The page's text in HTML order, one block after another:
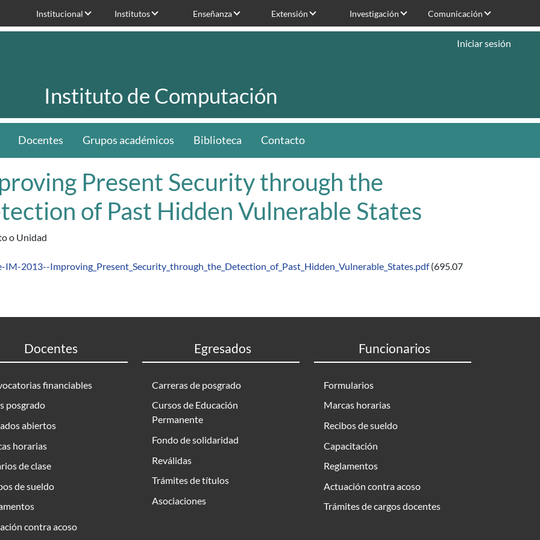
Institucional Institutos Enseñanza Extensión Investigación Comunicación
Instituto de Computación
Iniciar sesión
Docentes Grupos académicos Biblioteca Contacto
Present Security through the
of Past Hidden Vulnerable States
o Unidad
IM-2013--Improving_Present_Security_through_the_Detection_of_Past_Hidden_Vulnerable_States.pdf (695.07
Docentes
financiables
posgrado
abiertos
horarias
de clase
de sueldo
contra acoso
Egresados
Carreras de posgrado
Cursos de Educación
Permanente
Fondo de solidaridad
Reválidas
Trámites de títulos
Asociaciones
Funcionarios
Formularios
Marcas horarias
Recibos de sueldo
Capacitación
Reglamentos
Actuación contra acoso
Trámites de cargos docentes